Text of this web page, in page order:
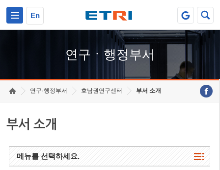
En
연구ㆍ행정부서
연구·행정부서 호남권연구센터 부서 소개
부서 소개
메뉴를 선택하세요.